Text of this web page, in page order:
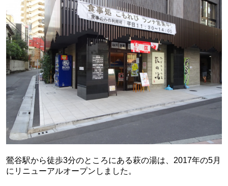
鶯谷駅から徒歩3分のところにある萩の湯は、2017年の5月
にリニューアルオープンしました。